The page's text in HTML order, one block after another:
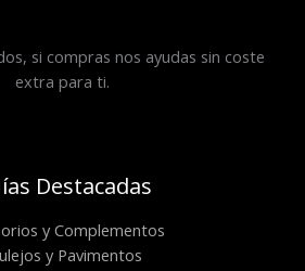
si compras nos ayudas sin coste
extra para ti.
Destacadas
y Complementos
y Pavimentos